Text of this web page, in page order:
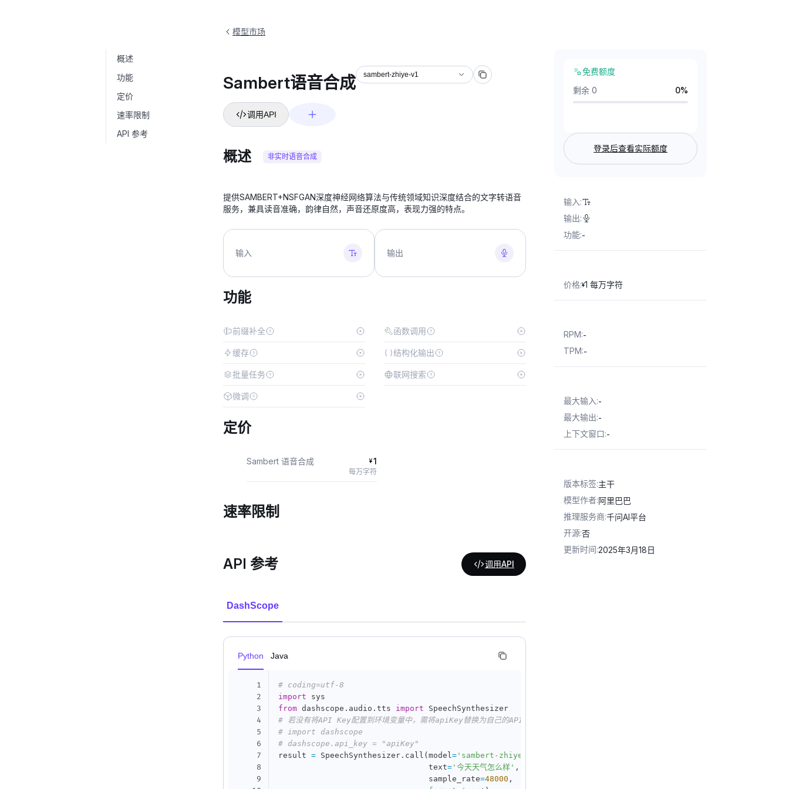
概述
功能
定价
速率限制
API 参考
模型市场
Sambert语音合成 sambert-zhiye-v1
调用API
概述 非实时语音合成
提供SAMBERT+NSFGAN深度神经网络算法与传统领域知识深度结合的文字转语音
服务，兼具读音准确，韵律自然，声音还原度高，表现力强的特点。
输入 输出
功能
前缀补全 函数调用
缓存 结构化输出
批量任务 联网搜索
微调
定价
Sambert 语音合成 ¥1
每万字符
速率限制
API 参考 调用API
DashScope
Python Java
1
2
3
4
5
6
7
8
9
# coding=utf-8
import
from dashscope . audio . tts import
# 若没有将API Key配置到环境变量中，需将apiKey替换为自己的API Key
# import dashscope
# dashscope.api_key = "apiKey"
result = SpeechSynthesizer . call ( model= 'sambert-zhiye-v1'
                                text
= '今天天气怎么样' ,
                                sample_rate
=48000 ,
免费额度
剩余 0
0%
登录后查看实际额度
输入:
输出:
功能:-
价格:¥1 每万字符
RPM:-
TPM:-
最大输入:-
最大输出:-
上下文窗口:-
版本标签:主干
模型作者:阿里巴巴
推理服务商:千问AI平台
开源:否
更新时间:2025年3月18日